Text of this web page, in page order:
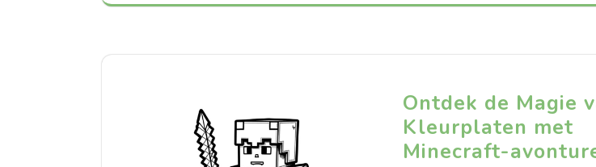
Ontdek de Magie
Kleurplaten met
Minecraft-